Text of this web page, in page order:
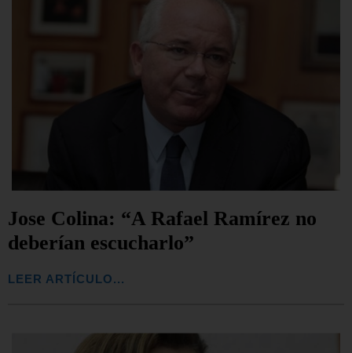
Jose Colina: “A Rafael Ramírez no
deberían escucharlo”
LEER ARTÍCULO...